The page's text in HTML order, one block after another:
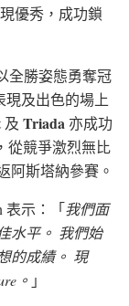
優秀，成功鎖
全勝姿態勇奪冠
現及出色的場上
及 Triada 亦成功
從競爭激烈無比
阿斯塔納參賽。
表示：「我們面
水平。 我們始
的成績。 現
。 」